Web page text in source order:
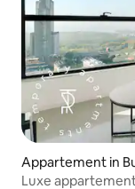
Appartement in
Luxe